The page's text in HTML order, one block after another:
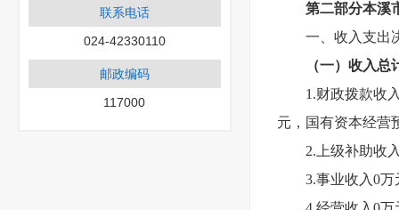
联系电话
024-42330110
邮政编码
117000
第二部分本溪
一、收入支出
（一）收入总
1.财政拨款收
元，国有资本经营
2. 上级补助收
3.事业收入0万